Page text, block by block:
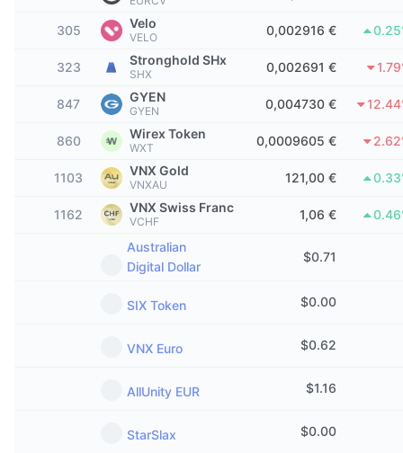
Récemment ajoutés
Plus performants et moins performants
Les plus consultés
Classement de la blockchain
Marchés de prédiction
Tendances
Indice de la saison des Altcoins
Indicateurs du cycle de marché
Dominance Bitcoin
Indice CoinMarketCap 100
ETF sur les cryptos
ETF Bitcoin
ETF Ethereum
Analyse technique
Ressources
Documentation
Intégrations IA
Hub des Agents CMC
Place de marché des compétences
CMC Labs
CMC Max
À la une
Bot Telegram
Widgets du site
305 Velo
VELO 0,002916 €
323 Stronghold SHx
SHX 0,002691 €
847 GYEN
GYEN 0,004730 €
860 Wirex Token
WXT 0,0009605 €
1103 VNX Gold
VNXAU 121,00 €
1162 VNX Swiss Franc
VCHF 1,06 €
Australian
Digital Dollar
$0.71
SIX Token $0.00
VNX Euro $0.62
AllUnity EUR $1.16
StarSlax $0.00